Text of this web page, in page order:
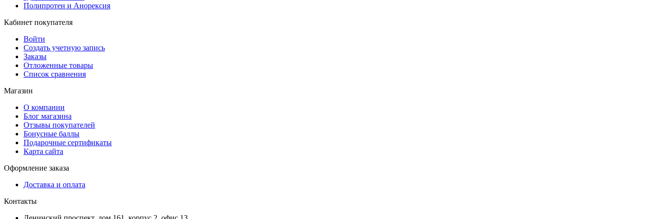
Полипротен и Анорексия
Кабинет покупателя
Войти
Создать учетную запись
Заказы
Отложенные товары
Список сравнения
Магазин
О компании
Блог магазина
Отзывы покупателей
Бонусные баллы
Подарочные сертификаты
Карта сайта
Оформление заказа
Доставка и оплата
Контакты